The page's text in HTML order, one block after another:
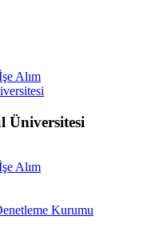
Alım
Üniversitesi
Alım